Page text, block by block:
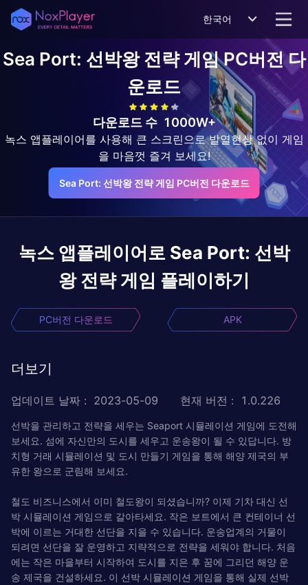
한국어
Sea Port: 선박왕 전략 게임PC버전 다
운로드
다운로드 수 1000W+
녹스 앱플레이어를 사용해 큰 스크린으로 발열현상 없이 게임
을 마음껏 즐겨 보세요!
Sea Port: 선박왕 전략 게임 PC버전 다운로드
녹스 앱플레이어로 Sea Port: 선박
왕 전략 게임 플레이하기
PC버전 다운로드 APK
더보기
업데이트 날짜 : 2023-05-09 현재 버전 : 1.0.226
선박을 관리하고 전략을 세우는 Seaport 시뮬레이션 게임에 도전해
보세요. 섬에 자신만의 도시를 세우고 운송왕이 될 수 있답니다. 방
치형 거래 시뮬레이션 및 도시 만들기 게임을 통해 해양 제국의 부
유한 왕으로 군림해 보세요.
철도 비즈니스에서 이미 철도왕이 되셨습니까? 이제 기차 대신 선
박 시뮬레이션 게임으로 갈아타세요. 작은 보트에서 큰 컨테이너 선
박에 이르는 거대한 선단을 지을 수 있습니다. 운송업계의 거물이
되려면 선단을 잘 운영하고 지략적으로 전략을 세워야 합니다. 처음
에는 작은 마을부터 시작하여 도시를 지은 후 꿈에 그리던 해양 운
송 제국을 건설하세요. 이 선박 시뮬레이션 게임을 통해 실제 선박